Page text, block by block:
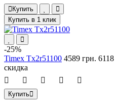
Купить
Купить в 1 клик
-25%
Timex Tx2r51100 4589 грн.
скидка
Купить